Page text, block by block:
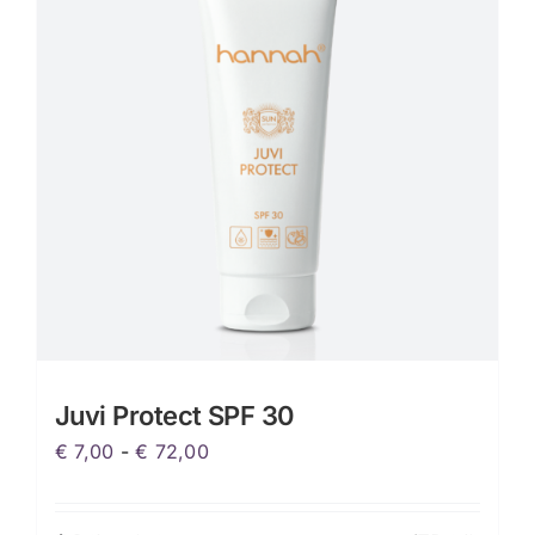
Juvi Protect SPF 30
€ 7,00 - € 72,00Prijsklasse: